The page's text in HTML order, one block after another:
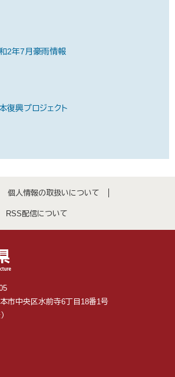
2年7月豪雨情報
復興プロジェクト
個人情報の取扱いについて
RSS配信について
市中央区水前寺6丁目18番1号